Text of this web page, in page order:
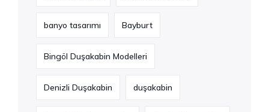
banyo tasarımı Bayburt
Bingöl Duşakabin Modelleri
Denizli Duşakabin duşakabin